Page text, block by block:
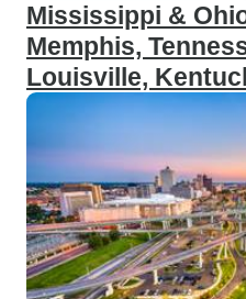
Mississippi &
Memphis,
Louisville,